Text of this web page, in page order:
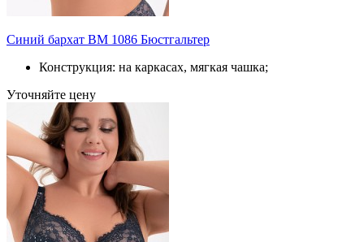
Синий бархат BM 1086 Бюстгальтер
Конструкция: на каркасах, мягкая чашка;
Уточняйте цену